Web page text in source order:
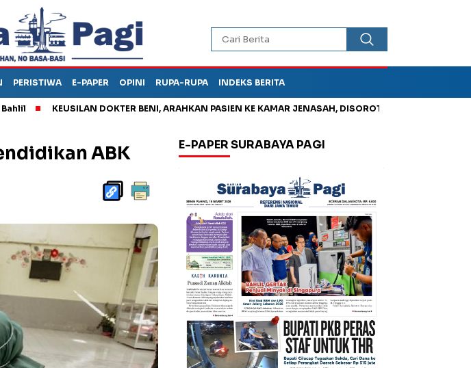
PERISTIWA E-PAPER OPINI RUPA-RUPA INDEKS BERITA
KEUSILAN DOKTER BENI, ARAHKAN PASIEN KE KAMAR JENASAH, DISOROT Jadi Otak Mark Up
ABK E-PAPER SURABAYA PAGI